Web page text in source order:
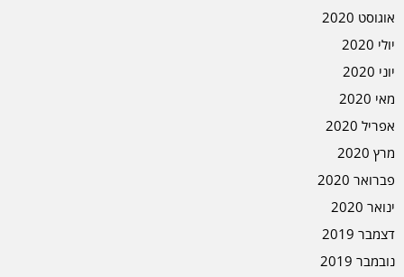
אוגוסט 2020
יולי 2020
יוני 2020
מאי 2020
אפריל 2020
מרץ 2020
פברואר 2020
ינואר 2020
דצמבר 2019
נובמבר 2019